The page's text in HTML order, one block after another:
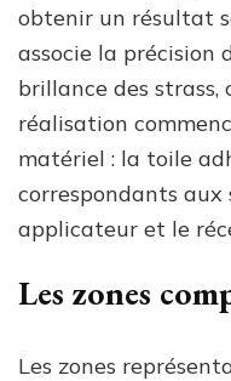
obtenir un résultat
associe la précision
brillance des
réalisation
matériel : la toile
correspondants aux
applicateur et le
Les zones
Les zones